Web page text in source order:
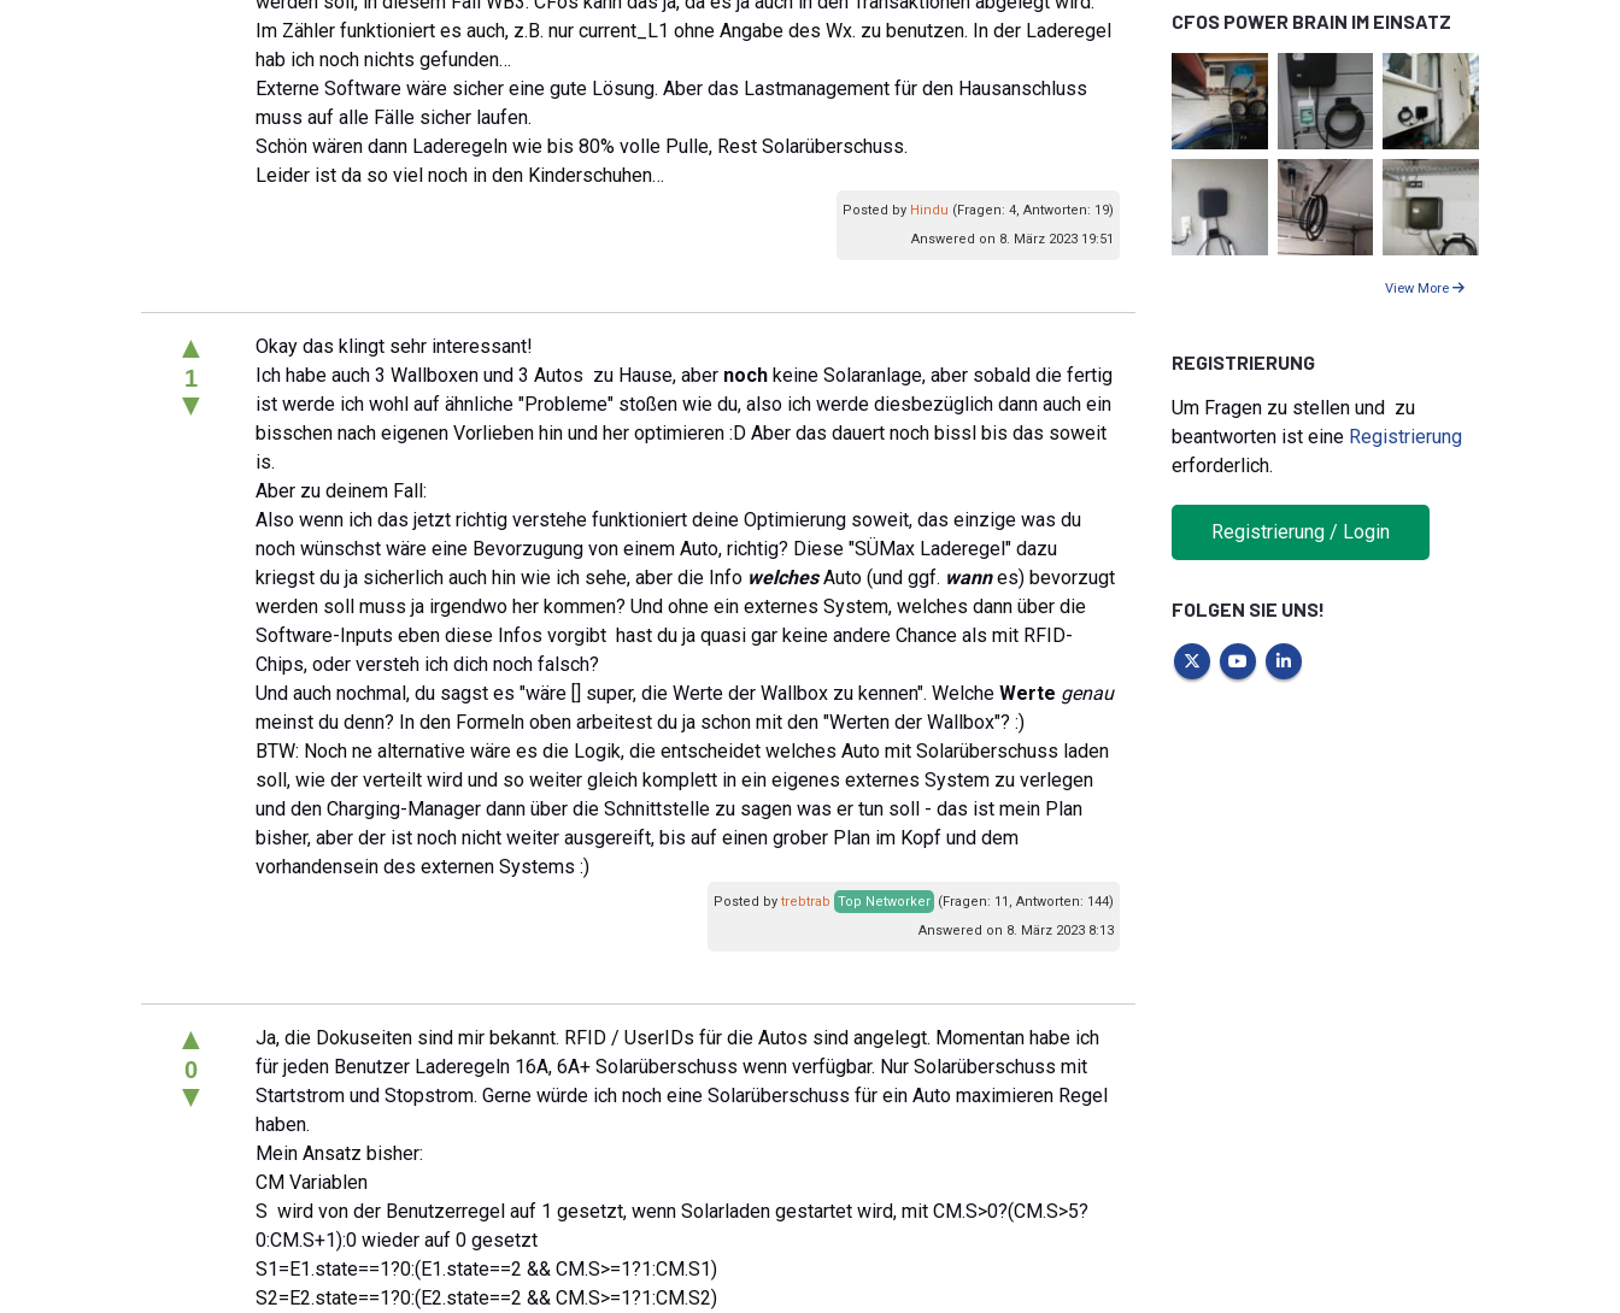
Im Zähler funktioniert es auch, z.B. nur current_L1 ohne Angabe des Wx. zu benutzen. In der Laderegel
hab ich noch nichts gefunden…
Externe Software wäre sicher eine gute Lösung. Aber das Lastmanagement für den Hausanschluss
muss auf alle Fälle sicher laufen.
Schön wären dann Laderegeln wie bis 80% volle Pulle, Rest Solarüberschuss.
Leider ist da so viel noch in den Kinderschuhen…
Posted by Hindu (Fragen: 4, Antworten: 19)
Answered on 8. März 2023 19:51
▲
1
▼
Okay das klingt sehr interessant!
Ich habe auch 3 Wallboxen und 3 Autos zu Hause, aber noch keine Solaranlage, aber sobald die fertig
ist werde ich wohl auf ähnliche "Probleme" stoßen wie du, also ich werde diesbezüglich dann auch ein
bisschen nach eigenen Vorlieben hin und her optimieren :D Aber das dauert noch bissl bis das soweit
is.
Aber zu deinem Fall:
Also wenn ich das jetzt richtig verstehe funktioniert deine Optimierung soweit, das einzige was du
noch wünschst wäre eine Bevorzugung von einem Auto, richtig? Diese "SÜMax Laderegel" dazu
kriegst du ja sicherlich auch hin wie ich sehe, aber die Info welchesAuto (und ggf. wannes) bevorzugt
werden soll muss ja irgendwo her kommen? Und ohne ein externes System, welches dann über die
Software-Inputs eben diese Infos vorgibt hast du ja quasi gar keine andere Chance als mit RFID-
Chips, oder versteh ich dich noch falsch?
Und auch nochmal, du sagst es "wäre [] super, die Werte der Wallbox zu kennen". Welche Werte genau
meinst du denn? In den Formeln oben arbeitest du ja schon mit den "Werten der Wallbox"? :)
BTW: Noch ne alternative wäre es die Logik, die entscheidet welches Auto mit Solarüberschuss laden
soll, wie der verteilt wird und so weiter gleich komplett in ein eigenes externes System zu verlegen
und den Charging-Manager dann über die Schnittstelle zu sagen was er tun soll - das ist mein Plan
bisher, aber der ist noch nicht weiter ausgereift, bis auf einen grober Plan im Kopf und dem
vorhandensein des externen Systems :)
Posted by trebtrab Top Networker (Fragen: 11, Antworten: 144)
Answered on 8. März 2023 8:13
▲
0
▼
Ja, die Dokuseiten sind mir bekannt. RFID / UserIDs für die Autos sind angelegt. Momentan habe ich
für jeden Benutzer Laderegeln 16A, 6A+ Solarüberschuss wenn verfügbar. Nur Solarüberschuss mit
Startstrom und Stopstrom. Gerne würde ich noch eine Solarüberschuss für ein Auto maximieren Regel
haben.
Mein Ansatz bisher:
CM Variablen
S wird von der Benutzerregel auf 1 gesetzt, wenn Solarladen gestartet wird, mit CM.S>0?(CM.S>5?
0:CM.S+1):0 wieder auf 0 gesetzt
S1=E1.state==1?0:(E1.state==2 && CM.S>=1?1:CM.S1)
S2=E2.state==1?0:(E2.state==2 && CM.S>=1?1:CM.S2)
CFOS POWER BRAIN IM EINSATZ
View More
REGISTRIERUNG
Um Fragen zu stellen und zu
beantworten ist eine Registrierung
erforderlich.
Registrierung / Login
FOLGEN SIE UNS!